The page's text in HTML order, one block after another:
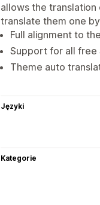
allows the
translate them one
Full alignment to
Support for all free
Theme auto
Języki
Kategorie